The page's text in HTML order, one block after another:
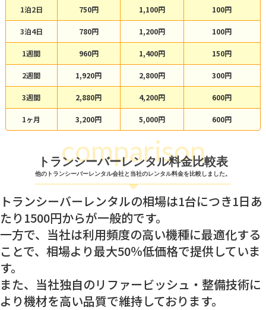
1泊2日 750円 1,100円 100円
3泊4日 780円 1,200円 100円
1週間 960円 1,400円 150円
2週間 1,920円 2,800円 300円
3週間 2,880円 4,200円 600円
1ヶ月 3,200円 5,000円 600円
comparison
トランシーバーレンタル料金比較表
他のトランシーバーレンタル会社と当社のレンタル料金を比較しました。
トランシーバーレンタルの相場は1台につき1日あ
たり1500円からが一般的です。
一方で、当社は利用頻度の高い機種に最適化する
ことで、相場より最大50％低価格で提供していま
す。
また、当社独自のリファービッシュ・整備技術に
より機材を高い品質で維持しております。